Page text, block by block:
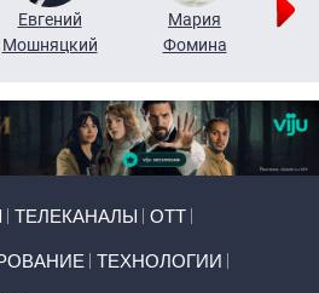
Евгений
Мошняцкий
Мария
Фомина
ТЕЛЕКАНАЛЫ ОТТ
ТЕХНОЛОГИИ